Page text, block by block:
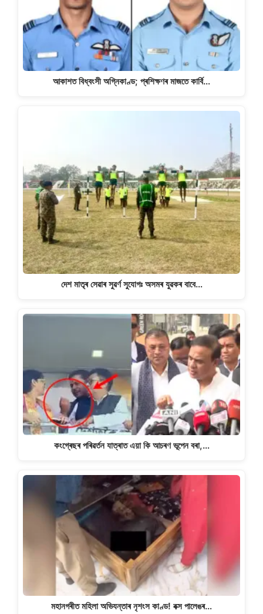
আকাশত বিধ্বংসী অগ্নিকাণ্ড; প্ৰশিক্ষণৰ মাজতে কাৰ্বি…
দেশ মাতৃৰ সেৱাৰ সুৱৰ্ণ সুযোগঃ অসমৰ যুৱকৰ বাবে…
কংগ্ৰেছৰ পৰিৱৰ্তন যাত্ৰাত এয়া কি আচৰণ ভূপেন বৰা,…
মহানগৰীত মহিলা অভিযন্তাৰ নৃশংস কাণ্ড! বক্স পালেঙৰ…